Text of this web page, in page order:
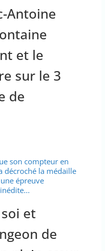
Antoine
et le
sur le 3
de
son compteur en
décroché la médaille
épreuve
et
de